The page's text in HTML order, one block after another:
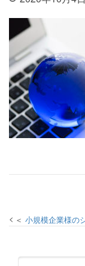
小規模企業様の